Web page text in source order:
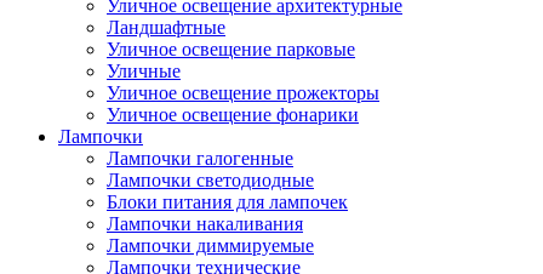
Уличное освещение архитектурные
Ландшафтные
Уличное освещение парковые
Уличные
Уличное освещение прожекторы
Уличное освещение фонарики
Лампочки
Лампочки галогенные
Лампочки светодиодные
Блоки питания для лампочек
Лампочки накаливания
Лампочки диммируемые
Лампочки технические